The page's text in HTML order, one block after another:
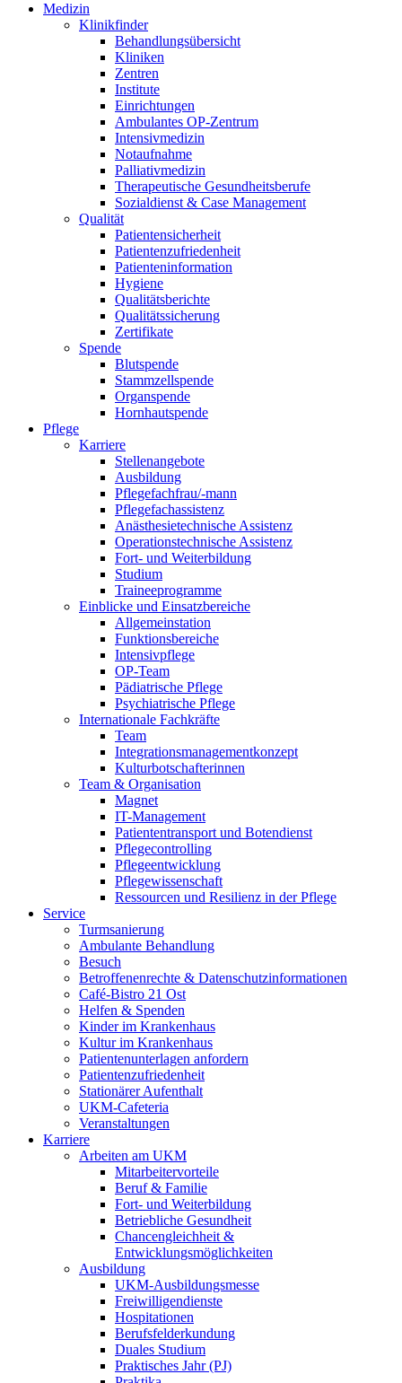
Medizin
Klinikfinder
Behandlungsübersicht
Kliniken
Zentren
Institute
Einrichtungen
Ambulantes OP-Zentrum
Intensivmedizin
Notaufnahme
Palliativmedizin
Therapeutische Gesundheitsberufe
Sozialdienst & Case Management
Qualität
Patientensicherheit
Patientenzufriedenheit
Patienteninformation
Hygiene
Qualitätsberichte
Qualitätssicherung
Zertifikate
Spende
Blutspende
Stammzellspende
Organspende
Hornhautspende
Pflege
Karriere
Stellenangebote
Ausbildung
Pflegefachfrau/-mann
Pflegefachassistenz
Anästhesietechnische Assistenz
Operationstechnische Assistenz
Fort- und Weiterbildung
Studium
Traineeprogramme
Einblicke und Einsatzbereiche
Allgemeinstation
Funktionsbereiche
Intensivpflege
OP-Team
Pädiatrische Pflege
Psychiatrische Pflege
Internationale Fachkräfte
Team
Integrationsmanagementkonzept
Kulturbotschafterinnen
Team & Organisation
Magnet
IT-Management
Patiententransport und Botendienst
Pflegecontrolling
Pflegeentwicklung
Pflegewissenschaft
Ressourcen und Resilienz in der Pflege
Service
Turmsanierung
Ambulante Behandlung
Besuch
Betroffenenrechte & Datenschutzinformationen
Café-Bistro 21 Ost
Helfen & Spenden
Kinder im Krankenhaus
Kultur im Krankenhaus
Patientenunterlagen anfordern
Patientenzufriedenheit
Stationärer Aufenthalt
UKM-Cafeteria
Veranstaltungen
Karriere
Arbeiten am UKM
Mitarbeitervorteile
Beruf & Familie
Fort- und Weiterbildung
Betriebliche Gesundheit
Chancengleichheit &
Entwicklungsmöglichkeiten
Ausbildung
UKM-Ausbildungsmesse
Freiwilligendienste
Hospitationen
Berufsfelderkundung
Duales Studium
Praktisches Jahr (PJ)